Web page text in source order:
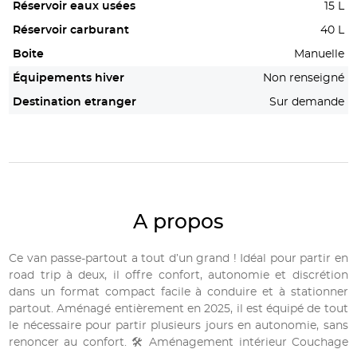
Réservoir eaux usées 15 L
Réservoir carburant 40 L
Boite Manuelle
Équipements hiver Non renseigné
Destination etranger Sur demande
A propos
Ce van passe-partout a tout d’un grand ! Idéal pour partir en
road trip à deux, il offre confort, autonomie et discrétion
dans un format compact facile à conduire et à stationner
partout. Aménagé entièrement en 2025, il est équipé de tout
le nécessaire pour partir plusieurs jours en autonomie, sans
renoncer au confort. 🛠️ Aménagement intérieur Couchage